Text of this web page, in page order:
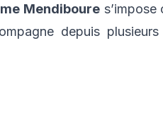
Mendiboures’impose
depuis